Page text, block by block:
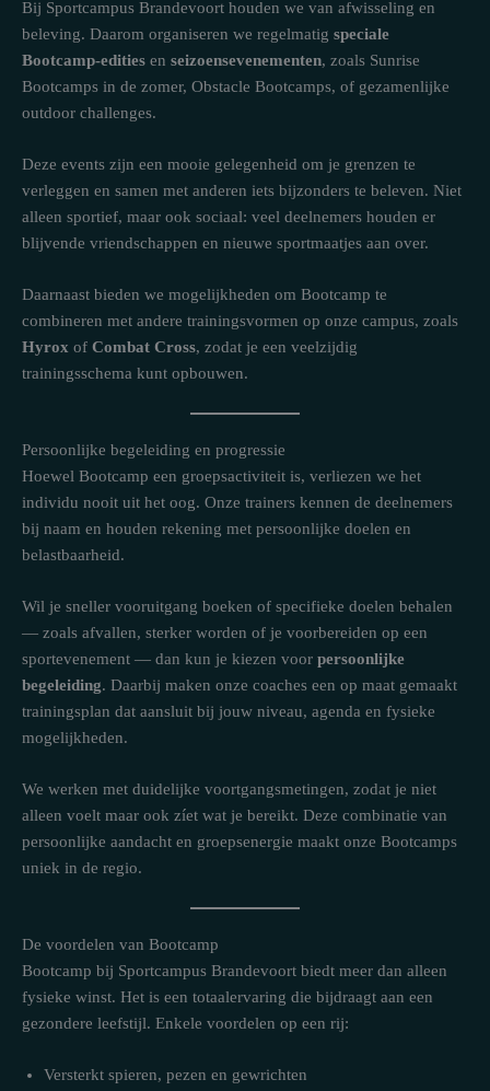
Bij Sportcampus Brandevoort houden we van afwisseling en
beleving. Daarom organiseren we regelmatig speciale
Bootcamp-edities en seizoensevenementen, zoals Sunrise
Bootcamps in de zomer, Obstacle Bootcamps, of gezamenlijke
outdoor challenges.
Deze events zijn een mooie gelegenheid om je grenzen te
verleggen en samen met anderen iets bijzonders te beleven. Niet
alleen sportief, maar ook sociaal: veel deelnemers houden er
blijvende vriendschappen en nieuwe sportmaatjes aan over.
Daarnaast bieden we mogelijkheden om Bootcamp te
combineren met andere trainingsvormen op onze campus, zoals
Hyrox of Combat Cross, zodat je een veelzijdig
trainingsschema kunt opbouwen.
Persoonlijke begeleiding en progressie
Hoewel Bootcamp een groepsactiviteit is, verliezen we het
individu nooit uit het oog. Onze trainers kennen de deelnemers
bij naam en houden rekening met persoonlijke doelen en
belastbaarheid.
Wil je sneller vooruitgang boeken of specifieke doelen behalen
— zoals afvallen, sterker worden of je voorbereiden op een
sportevenement — dan kun je kiezen voor persoonlijke
begeleiding. Daarbij maken onze coaches een op maat gemaakt
trainingsplan dat aansluit bij jouw niveau, agenda en fysieke
mogelijkheden.
We werken met duidelijke voortgangsmetingen, zodat je niet
alleen voelt maar ook zíet wat je bereikt. Deze combinatie van
persoonlijke aandacht en groepsenergie maakt onze Bootcamps
uniek in de regio.
De voordelen van Bootcamp
Bootcamp bij Sportcampus Brandevoort biedt meer dan alleen
fysieke winst. Het is een totaalervaring die bijdraagt aan een
gezondere leefstijl. Enkele voordelen op een rij:
Versterkt spieren, pezen en gewrichten